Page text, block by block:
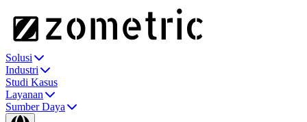
Solusi
Industri
Studi Kasus
Layanan
Sumber Daya